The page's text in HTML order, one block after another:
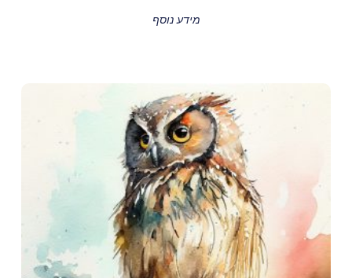
מידע נוסף